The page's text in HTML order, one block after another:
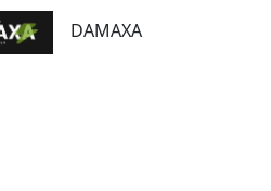
DAMAXA